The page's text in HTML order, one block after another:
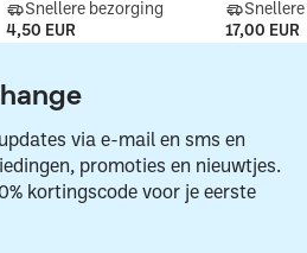
Snellere bezorging
4,50 EUR
17,00 EUR
via e-mail en sms en
promoties en nieuwtjes.
kortingscode voor je eerste